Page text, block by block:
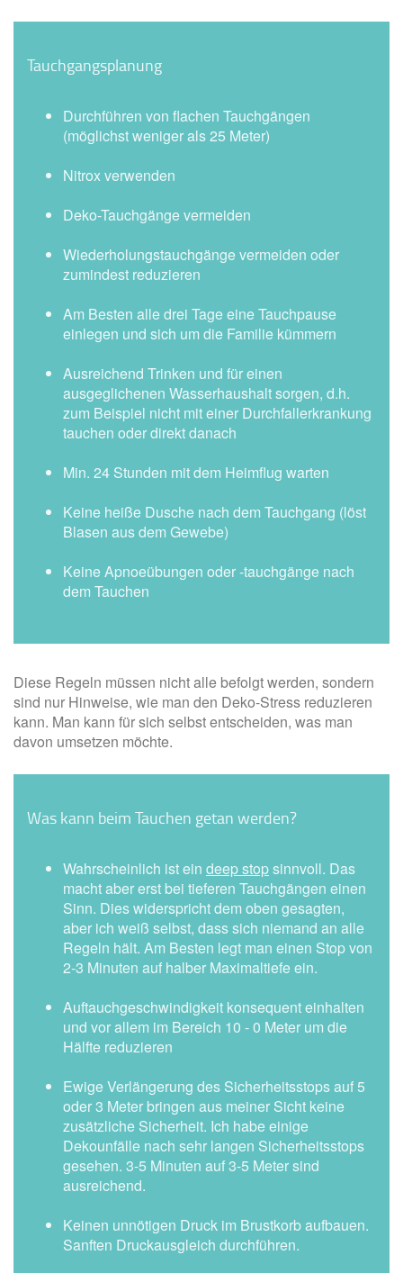
Tauchgangsplanung
Durchführen von flachen Tauchgängen
(möglichst weniger als 25 Meter)
Nitrox verwenden
Deko-Tauchgänge vermeiden
Wiederholungstauchgänge vermeiden oder
zumindest reduzieren
Am Besten alle drei Tage eine Tauchpause
einlegen und sich um die Familie kümmern
Ausreichend Trinken und für einen
ausgeglichenen Wasserhaushalt sorgen, d.h.
zum Beispiel nicht mit einer Durchfallerkrankung
tauchen oder direkt danach
Min. 24 Stunden mit dem Heimflug warten
Keine heiße Dusche nach dem Tauchgang (löst
Blasen aus dem Gewebe)
Keine Apnoeübungen oder -tauchgänge nach
dem Tauchen
Diese Regeln müssen nicht alle befolgt werden, sondern
sind nur Hinweise, wie man den Deko-Stress reduzieren
kann. Man kann für sich selbst entscheiden, was man
davon umsetzen möchte.
Was kann beim Tauchen getan werden?
Wahrscheinlich ist ein deep stopsinnvoll. Das
macht aber erst bei tieferen Tauchgängen einen
Sinn. Dies widerspricht dem oben gesagten,
aber ich weiß selbst, dass sich niemand an alle
Regeln hält. Am Besten legt man einen Stop von
2-3 Minuten auf halber Maximaltiefe ein.
Auftauchgeschwindigkeit konsequent einhalten
und vor allem im Bereich 10 - 0 Meter um die
Hälfte reduzieren
Ewige Verlängerung des Sicherheitsstops auf 5
oder 3 Meter bringen aus meiner Sicht keine
zusätzliche Sicherheit. Ich habe einige
Dekounfälle nach sehr langen Sicherheitsstops
gesehen. 3-5 Minuten auf 3-5 Meter sind
ausreichend.
Keinen unnötigen Druck im Brustkorb aufbauen.
Sanften Druckausgleich durchführen.